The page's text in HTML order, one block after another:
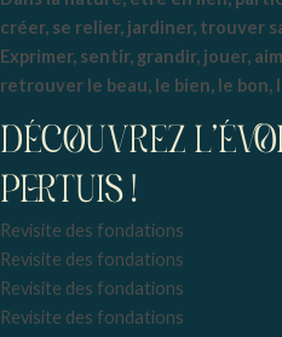
créer, se relier, jardiner, trouver
Exprimer, sentir, grandir, jouer,
retrouver le beau, le bien, le bon,
DÉCOUVREZ
PERTUIS !
Revisite des fondations
Revisite des fondations
Revisite des fondations
Revisite des fondations